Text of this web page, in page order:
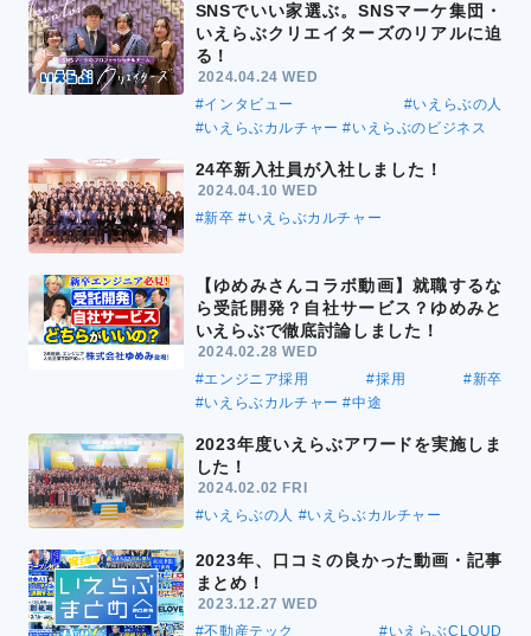
SNSでいい家選ぶ。SNSマーケ集団・
いえらぶクリエイターズのリアルに迫
る！
2024.04.24 WED
#インタビュー
#いえらぶの人
#いえらぶカルチャー #いえらぶのビジネス
24卒新入社員が入社しました！
2024.04.10 WED
#新卒 #いえらぶカルチャー
【ゆめみさんコラボ動画】就職するな
ら受託開発？自社サービス？ゆめみと
いえらぶで徹底討論しました！
2024.02.28 WED
#エンジニア採用
#採用
#新卒
#いえらぶカルチャー #中途
2023年度いえらぶアワードを実施しま
した！
2024.02.02 FRI
#いえらぶの人 #いえらぶカルチャー
2023年、口コミの良かった動画・記事
まとめ！
2023.12.27 WED
#不動産テック
#いえらぶCLOUD